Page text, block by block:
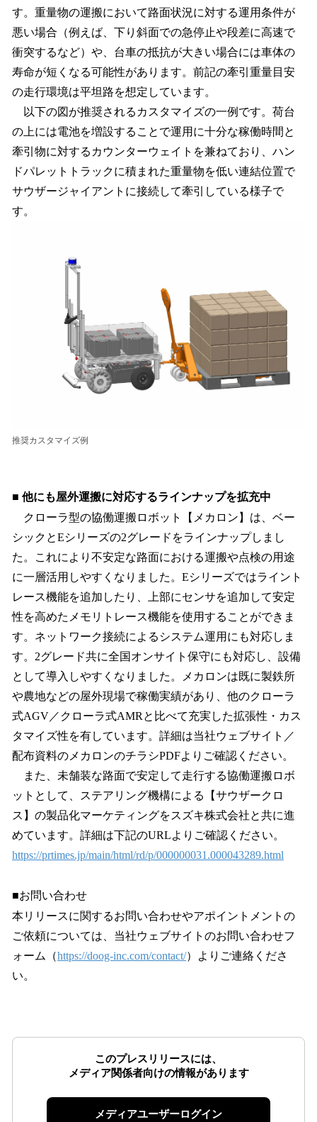
す。重量物の運搬において路面状況に対する運用条件が
悪い場合（例えば、下り斜面での急停止や段差に高速で
衝突するなど）や、台車の抵抗が大きい場合には車体の
寿命が短くなる可能性があります。前記の牽引重量目安
の走行環境は平坦路を想定しています。
以下の図が推奨されるカスタマイズの一例です。荷台
の上には電池を増設することで運用に十分な稼働時間と
牽引物に対するカウンターウェイトを兼ねており、ハン
ドパレットトラックに積まれた重量物を低い連結位置で
サウザージャイアントに接続して牽引している様子で
す。
推奨カスタマイズ例
■ 他にも屋外運搬に対応するラインナップを拡充中
クローラ型の協働運搬ロボット【メカロン】は、ベー
シックとEシリーズの2グレードをラインナップしまし
た。これにより不安定な路面における運搬や点検の用途
に一層活用しやすくなりました。Eシリーズではライント
レース機能を追加したり、上部にセンサを追加して安定
性を高めたメモリトレース機能を使用することができま
す。ネットワーク接続によるシステム運用にも対応しま
す。2グレード共に全国オンサイト保守にも対応し、設備
として導入しやすくなりました。メカロンは既に製鉄所
や農地などの屋外現場で稼働実績があり、他のクローラ
式AGV／クローラ式AMRと比べて充実した拡張性・カス
タマイズ性を有しています。詳細は当社ウェブサイト／
配布資料のメカロンのチラシPDFよりご確認ください。
また、未舗装な路面で安定して走行する協働運搬ロボ
ットとして、ステアリング機構による【サウザークロ
ス】の製品化マーケティングをスズキ株式会社と共に進
めています。詳細は下記のURLよりご確認ください。
https://prtimes.jp/main/html/rd/p/000000031.000043289.html
■お問い合わせ
本リリースに関するお問い合わせやアポイントメントの
ご依頼については、当社ウェブサイトのお問い合わせフ
ォーム（https://doog-inc.com/contact/）よりご連絡くださ
い。
このプレスリリースには、
メディア関係者向けの情報があります
メディアユーザーログイン